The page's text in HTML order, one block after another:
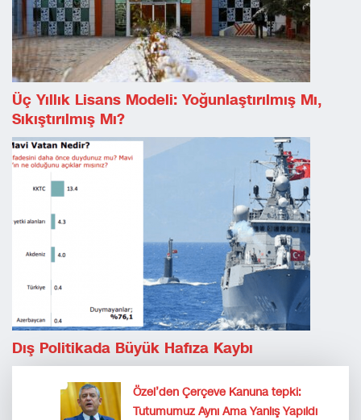
Üç Yıllık Lisans Modeli: Yoğunlaştırılmış Mı,
Sıkıştırılmış Mı?
Dış Politikada Büyük Hafıza Kaybı
Özel’den Çerçeve Kanuna tepki:
Tutumumuz Aynı Ama Yanlış Yapıldı